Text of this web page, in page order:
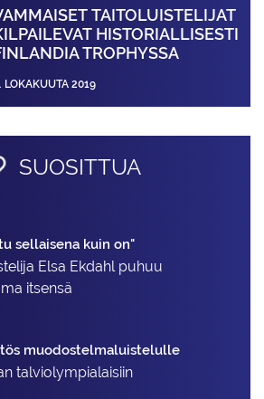
TAITOLUISTELIJAT
HISTORIALLISESTI
TROPHYSSA
LOKAKUUTA 2019
SUOSITTUA
sellaisena kuin on"
Elsa Ekdahl puhuu
itsensä
muodostelmaluistelulle
talviolympialaisiin